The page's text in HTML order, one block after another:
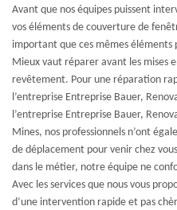
Avant que nos équipes puissent
vos éléments de couverture de
important que ces mêmes
Mieux vaut réparer avant les mises
revêtement. Pour une réparation
l’entreprise Entreprise Bauer,
l’entreprise Entreprise Bauer,
Mines, nos professionnels n’ont
de déplacement pour venir chez
dans le métier, notre équipe ne
Avec les services que nous vous
d’une intervention rapide et pas